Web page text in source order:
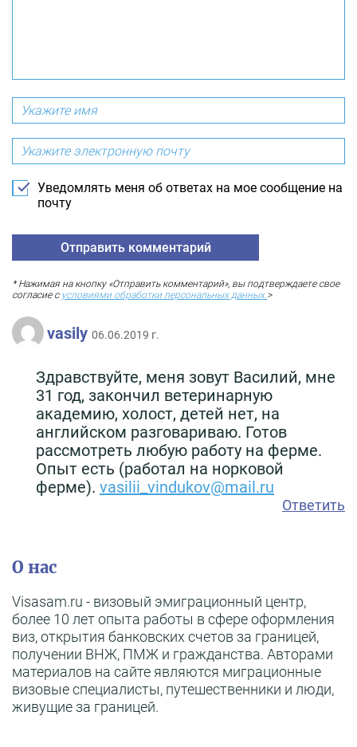
Уведомлять меня об ответах на мое сообщение на
почту
* Нажимая на кнопку «Отправить комментарий», вы подтверждаете свое
согласие с условиями обработки персональных данных. >
vasily 06.06.2019 г.
Здравствуйте, меня зовут Василий, мне
31 год, закончил ветеринарную
академию, холост, детей нет, на
английском разговариваю. Готов
рассмотреть любую работу на ферме.
Опыт есть (работал на норковой
ферме). vasilii_vindukov@mail.ru
Ответить
О нас
Visasam.ru - визовый эмиграционный центр,
более 10 лет опыта работы в сфере оформления
виз, открытия банковских счетов за границей,
получении ВНЖ, ПМЖ и гражданства. Авторами
материалов на сайте являются миграционные
визовые специалисты, путешественники и люди,
живущие за границей.